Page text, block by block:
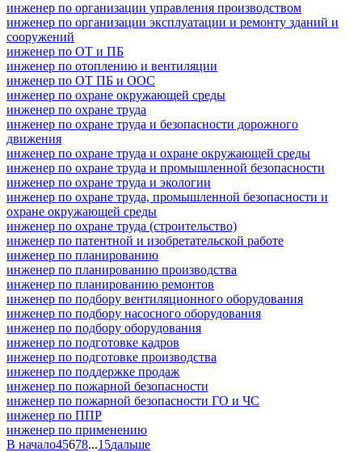
инженер по организации управления производством
инженер по организации эксплуатации и ремонту зданий и
сооружений
инженер по ОТ и ПБ
инженер по отоплению и вентиляции
инженер по ОТ ПБ и ООС
инженер по охране окружающей среды
инженер по охране труда
инженер по охране труда и безопасности дорожного
движения
инженер по охране труда и охране окружающей среды
инженер по охране труда и промышленной безопасности
инженер по охране труда и экологии
инженер по охране труда, промышленной безопасности и
охране окружающей среды
инженер по охране труда (строительство)
инженер по патентной и изобретательской работе
инженер по планированию
инженер по планированию производства
инженер по планированию ремонтов
инженер по подбору вентиляционного оборудования
инженер по подбору насосного оборудования
инженер по подбору оборудования
инженер по подготовке кадров
инженер по подготовке производства
инженер по поддержке продаж
инженер по пожарной безопасности
инженер по пожарной безопасности ГО и ЧС
инженер по ППР
инженер по применению
В начало45678...15дальше